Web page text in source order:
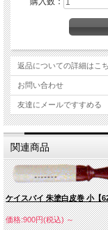
返品についての詳細はこ
お問い合わせ
友達にメールですすめる
関連商品
ケイスバイ 朱塗白皮巻 小【
価格:900円(税込)～